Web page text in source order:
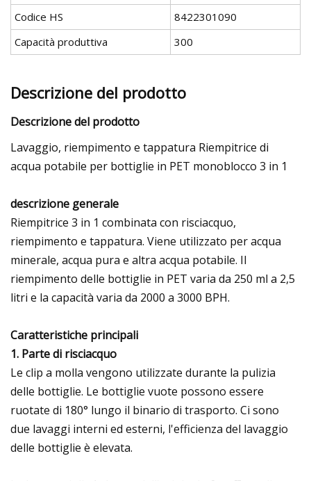
Codice HS
8422301090
Capacità produttiva
300
Descrizione del prodotto
Descrizione del prodotto
Lavaggio, riempimento e tappatura Riempitrice di
acqua potabile per bottiglie in PET monoblocco 3 in 1
descrizione generale
Riempitrice 3 in 1 combinata con risciacquo,
riempimento e tappatura. Viene utilizzato per acqua
minerale, acqua pura e altra acqua potabile. Il
riempimento delle bottiglie in PET varia da 250 ml a 2,5
litri e la capacità varia da 2000 a 3000 BPH.
Caratteristiche principali
1. Parte di risciacquo
Le clip a molla vengono utilizzate durante la pulizia
delle bottiglie. Le bottiglie vuote possono essere
ruotate di 180° lungo il binario di trasporto. Ci sono
due lavaggi interni ed esterni, l'efficienza del lavaggio
delle bottiglie è elevata.